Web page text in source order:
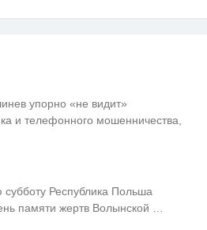
упорно «не видит»
и телефонного мошенничества,
Республика Польша
памяти жертв Волынской …